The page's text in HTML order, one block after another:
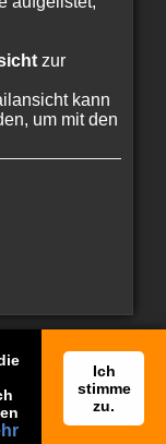
zur
kann
um mit den
Ich
stimme
zu.